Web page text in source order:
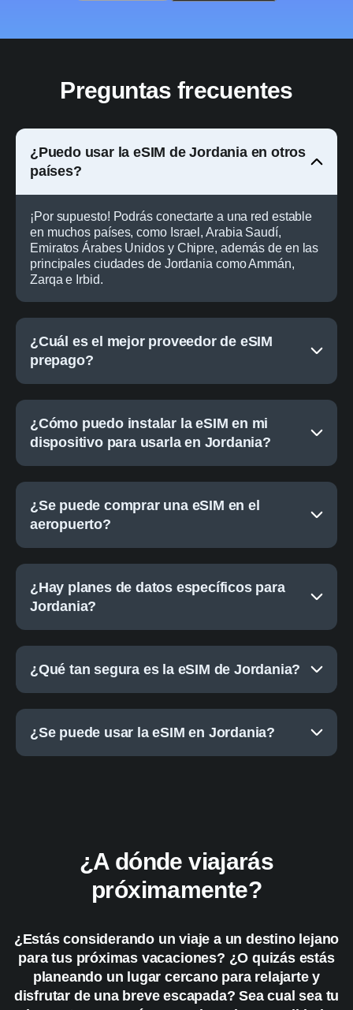
Preguntas frecuentes
¿Puedo usar la eSIM de Jordania en otros
países?
¡Por supuesto! Podrás conectarte a una red estable
en muchos países, como Israel, Arabia Saudí,
Emiratos Árabes Unidos y Chipre, además de en las
principales ciudades de Jordania como Ammán,
Zarqa e Irbid.
¿Cuál es el mejor proveedor de eSIM
prepago?
¿Cómo puedo instalar la eSIM en mi
dispositivo para usarla en Jordania?
¿Se puede comprar una eSIM en el
aeropuerto?
¿Hay planes de datos específicos para
Jordania?
¿Qué tan segura es la eSIM de Jordania?
¿Se puede usar la eSIM en Jordania?
¿A dónde viajarás
próximamente?
¿Estás considerando un viaje a un destino lejano
para tus próximas vacaciones? ¿O quizás estás
planeando un lugar cercano para relajarte y
disfrutar de una breve escapada? Sea cual sea tu